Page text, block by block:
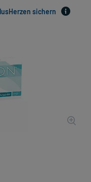
sichern